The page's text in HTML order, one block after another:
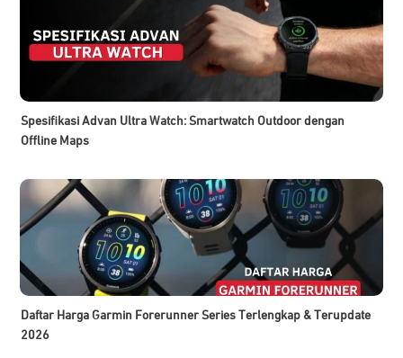
Spesifikasi Advan Ultra Watch: Smartwatch Outdoor dengan
Offline Maps
Daftar Harga Garmin Forerunner Series Terlengkap & Terupdate
2026